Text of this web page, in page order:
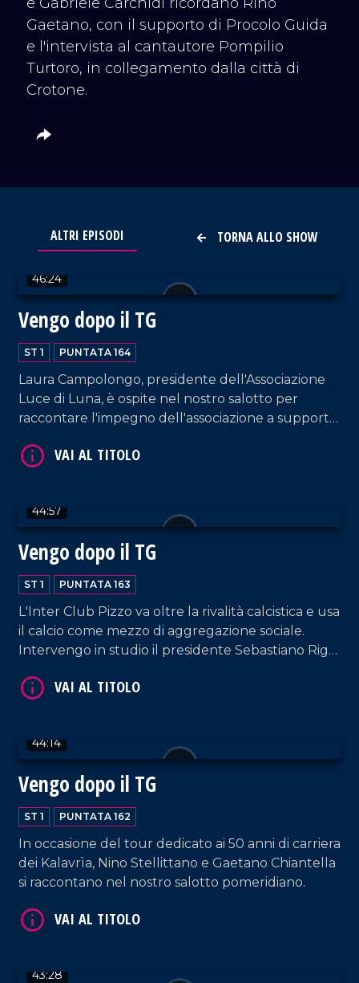
Gaetano, con il supporto di Procolo Guida
e l'intervista al cantautore Pompilio
Turtoro, in collegamento dalla città di
Crotone.
TORNA ALLO SHOW
ALTRI EPISODI
46:24
Vengo dopo il TG
ST 1 PUNTATA 164
Laura Campolongo, presidente dell'Associazione
Luce di Luna, è ospite nel nostro salotto per
raccontare l'impegno dell'associazione a supporto
genetiche rare, tra cui il progetto "Ospedali
fondatore del progetto.
VAI AL TITOLO
44:57
Vengo dopo il TG
ST 1 PUNTATA 163
L'Inter Club Pizzo va oltre la rivalità calcistica e usa
il calcio come mezzo di aggregazione sociale.
Intervengo in studio il presidente Sebastiano Riga
settore dei bambini.
VAI AL TITOLO
44:14
Vengo dopo il TG
ST 1 PUNTATA 162
In occasione del tour dedicato ai 50 anni di carriera
dei Kalavrìa, Nino Stellittano e Gaetano Chiantella
si raccontano nel nostro salotto pomeridiano.
VAI AL TITOLO
43:28
VAI AL TITOLO